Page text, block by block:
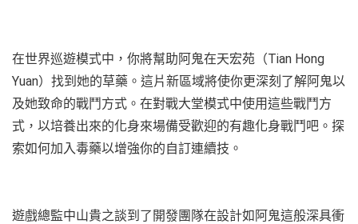
在世界巡遊模式中，你將幫助阿鬼在天宏苑（Tian Hong
Yuan）找到她的草藥。這片新區域將使你更深刻了解阿鬼以
及她致命的戰鬥方式。在對戰大堂模式中使用這些戰鬥方
式，以培養出來的化身來場備受歡迎的有趣化身戰鬥吧。探
索如何加入毒藥以增強你的自訂連續技。
遊戲總監中山貴之談到了開發團隊在設計如阿鬼這般深具衝